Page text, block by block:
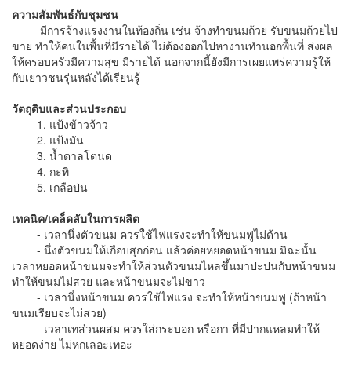
ความสัมพันธ์กับชุมชน
มีการจ้างแรงงานในท้องถิ่น เช่น จ้างทำขนมถ้วย รับขนมถ้วยไป
ขาย ทำให้คนในพื้นที่มีรายได้ ไม่ต้องออกไปหางานทำนอกพื้นที่ ส่งผล
ให้ครอบครัวมีความสุข มีรายได้ นอกจากนี้ยังมีการเผยแพร่ความรู้ให้
กับเยาวชนรุ่นหลังได้เรียนรู้
วัตถุดิบและส่วนประกอบ
1. แป้งข้าวจ้าว
2. แป้งมัน
3. น้ำตาลโตนด
4. กะทิ
5. เกลือป่น
เทคนิค/เคล็ดลับในการผลิต
- เวลานึ่งตัวขนม ควรใช้ไฟแรงจะทำให้ขนมฟูไม่ด้าน
- นึ่งตัวขนมให้เกือบสุกก่อน แล้วค่อยหยอดหน้าขนม มิฉะนั้น
เวลาหยอดหน้าขนมจะทำให้ส่วนตัวขนมไหลขึ้นมาปะปนกับหน้าขนม
ทำให้ขนมไม่สวย และหน้าขนมจะไม่ขาว
- เวลานึ่งหน้าขนม ควรใช้ไฟแรง จะทำให้หน้าขนมฟู (ถ้าหน้า
ขนมเรียบจะไม่สวย)
- เวลาเทส่วนผสม ควรใส่กระบอก หรือกา ที่มีปากแหลมทำให้
หยอดง่าย ไม่หกเลอะเทอะ